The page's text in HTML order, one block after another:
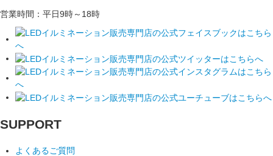
営業時間：平日9時～18時
SUPPORT
よくあるご質問